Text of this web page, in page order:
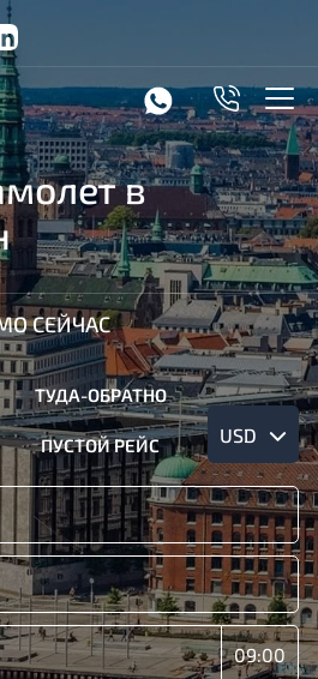
в
СЕЙЧАС
ТУДА-ОБРАТНО
ПУСТОЙ РЕЙС USD